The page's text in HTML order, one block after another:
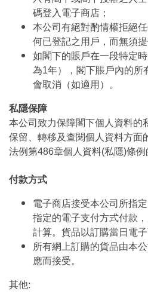
碼登入電子商店；
本公司有絕對酌情權拒絕
何已登記之用戶，而無須提
如閣下的賬戶在一段特定
為1年），閣下賬戶內的所
會取消（如適用）。
私隱保障
本公司致力保障閣下個人資料的
保留、轉移及查閱個人資料方面
法例第486章個人資料(私隱)條例
付款方式
電子商店接受本公司所指
指定的電子支付方式付款
計算。貨品以訂購當日電
所有網上訂購的貨品由本
應而接受。
其他: